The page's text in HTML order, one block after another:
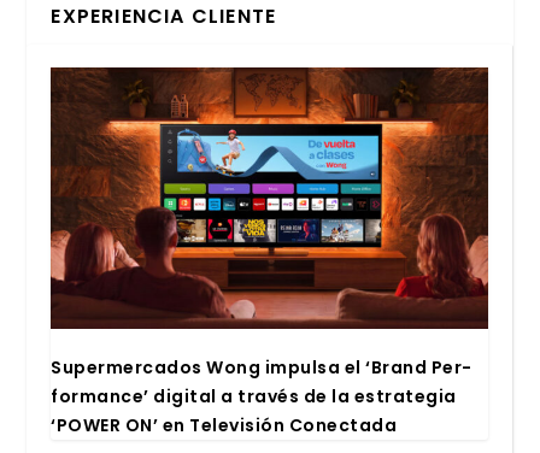
EXPERIENCIA CLIENTE
Super­mer­ca­dos Wong impul­sa el ‘Brand Per­
for­man­ce’ digi­tal a tra­vés de la estra­te­gia
‘POWER ON’ en Tele­vi­sión Conec­ta­da